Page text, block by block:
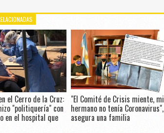
el Cerro de la Cruz:
"politiquería" con
en el hospital que
"El Comité de Crisis miente, mi
hermano no tenía Coronavirus",
asegura una familia